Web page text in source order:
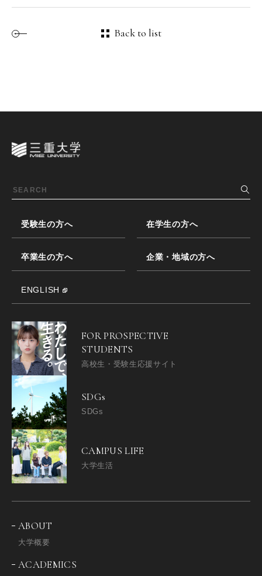
Back to list
受験生の方へ 在学生の方へ
卒業生の方へ 企業・地域の方へ
ENGLISH
FOR PROSPECTIVE
STUDENTS
高校生・受験生応援サイト
SDGs
SDGs
CAMPUS LIFE
大学生活
ABOUT
大学概要
ACADEMICS